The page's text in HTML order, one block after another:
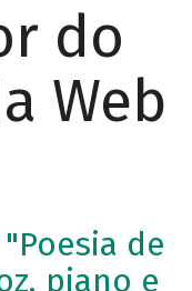
do
Web
"Poesia de
piano e